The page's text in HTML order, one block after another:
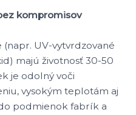
kompromisov
UV-vytvrdzované
majú životnosť 30-50
je odolný voči
vysokým teplotám aj
podmienok fabrík a